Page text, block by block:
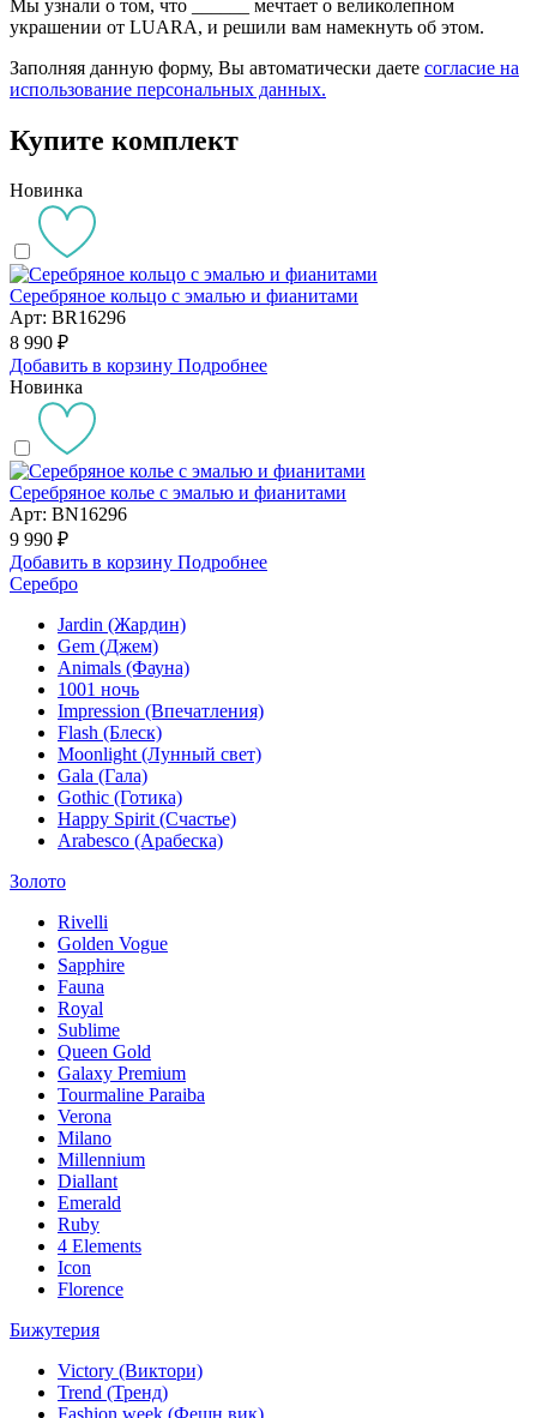
Мы узнали о том, что
мечтает о великолепном
украшении от LUARA, и решили вам намекнуть об этом.
Заполняя данную форму, Вы автоматически даете согласие на
использование персональных данных.
Купите комплект
Новинка
Серебряное кольцо с эмалью и фианитами
Арт: BR16296
8 990 ₽
Добавить в корзину Подробнее
Новинка
Серебряное колье с эмалью и фианитами
Арт: BN16296
9 990 ₽
Добавить в корзину Подробнее
Серебро
Jardin (Жардин)
Gem (Джем)
Animals (Фауна)
1001 ночь
Impression (Впечатления)
Flash (Блеск)
Moonlight (Лунный свет)
Gala (Гала)
Gothic (Готика)
Happy Spirit (Счастье)
Arabesco (Арабеска)
Золото
Rivelli
Golden Vogue
Sapphire
Fauna
Royal
Sublime
Queen Gold
Galaxy Premium
Tourmaline Paraiba
Verona
Milano
Millennium
Diallant
Emerald
Ruby
4 Elements
Icon
Florence
Бижутерия
Victory (Виктори)
Trend (Тренд)